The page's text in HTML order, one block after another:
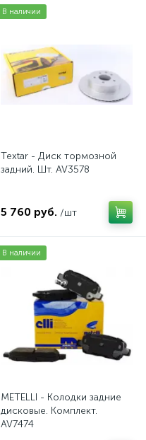
В наличии
Textar - Диск тормозной
задний. Шт. AV3578
5 760 руб. /шт
В наличии
METELLI - Колодки задние
дисковые. Комплект.
AV7474